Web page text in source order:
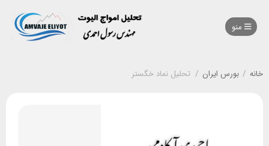
خانه / بورس ایران / تحلیل نماد خگستر